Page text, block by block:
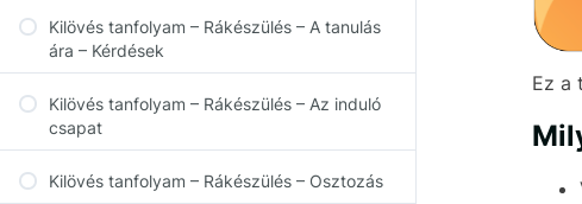
Kilövés tanfolyam – Rákészülés – A tanulás
ára – Kérdések
Kilövés tanfolyam – Rákészülés – Az induló
csapat
Kilövés tanfolyam – Rákészülés – Osztozás
Ez a